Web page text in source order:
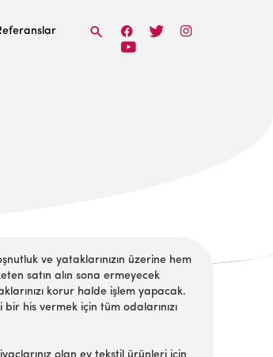
ve yataklarınızın üzerine hem
satın alın sona ermeyecek
korur halde işlem yapacak.
his vermek için tüm odalarınızı